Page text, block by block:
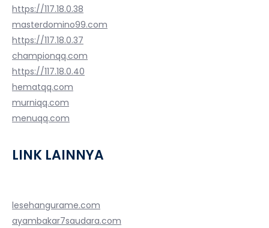
https://117.18.0.38
masterdomino99.com
https://117.18.0.37
championqq.com
https://117.18.0.40
hematqq.com
murniqq.com
menuqq.com
LINK LAINNYA
lesehangurame.com
ayambakar7saudara.com